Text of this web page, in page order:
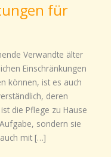
für
Verwandte älter
Einschränkungen
können, ist es auch
deren
die Pflege zu Hause
sondern sie
mit […]